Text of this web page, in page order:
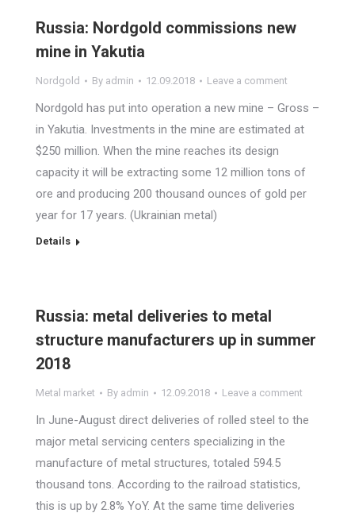
Russia: Nordgold commissions new
mine in Yakutia
Nordgold By admin 12.09.2018 Leave a comment
Nordgold has put into operation a new mine – Gross –
in Yakutia. Investments in the mine are estimated at
$250 million. When the mine reaches its design
capacity it will be extracting some 12 million tons of
ore and producing 200 thousand ounces of gold per
year for 17 years. (Ukrainian metal)
Details
Russia: metal deliveries to metal
structure manufacturers up in summer
2018
Metal market By admin 12.09.2018 Leave a comment
In June-August direct deliveries of rolled steel to the
major metal servicing centers specializing in the
manufacture of metal structures, totaled 594.5
thousand tons. According to the railroad statistics,
this is up by 2.8% YoY. At the same time deliveries